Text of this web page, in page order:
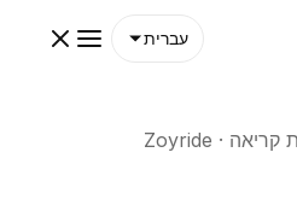
עברית
·
Zoyride